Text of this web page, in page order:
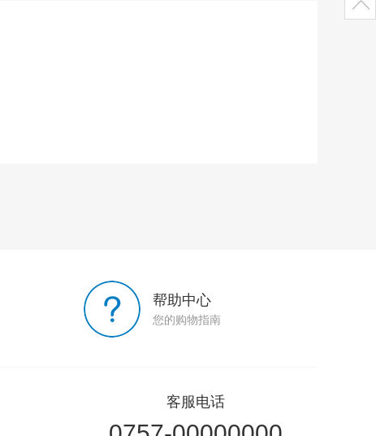
帮助中心
您的购物指南
客服电话